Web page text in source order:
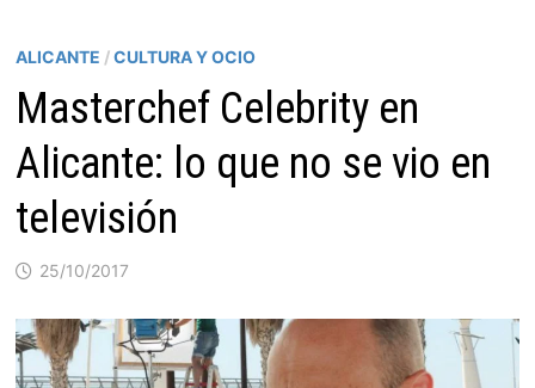
ALICANTE /CULTURA Y OCIO
Masterchef Celebrity en
Alicante: lo que no se vio en
televisión
25/10/2017